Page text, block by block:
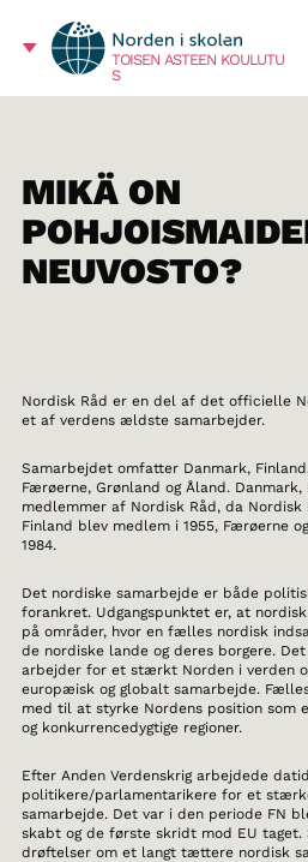
TOISEN ASTEEN KOULUTU
S
MIKÄ ON
NEUVOSTO?
Nordisk Råd er en del af det officielle
et af verdens ældste samarbejder.
Samarbejdet omfatter Danmark,
Færøerne, Grønland og Åland. Danmark,
medlemmer af Nordisk Råd, da Nordisk
Finland blev medlem i 1955, Færøerne
1984.
Det nordiske samarbejde er både
forankret. Udgangspunktet er, at
på områder, hvor en fælles nordisk
de nordiske lande og deres borgere.
arbejder for et stærkt Norden i verden
europæisk og globalt samarbejde.
med til at styrke Nordens position som
og konkurrencedygtige regioner.
Efter Anden Verdenskrig arbejdede
politikere/parlamentarikere for et
samarbejde. Det var i den periode FN
skabt og de første skridt mod EU taget.
drøftelser om et langt tættere nordisk